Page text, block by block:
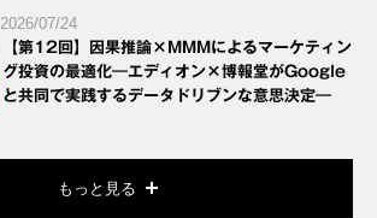
2026/07/24
【第12回】因果推論×MMMによるマーケティン
グ投資の最適化―エディオン×博報堂がGoogle
と共同で実践するデータドリブンな意思決定―
もっと見る